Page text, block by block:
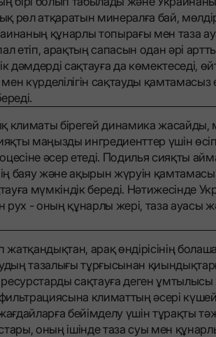
рөл атқаратын минералға бай,
құнарлы топырағы мен таза
етіп, арақтың сапасын одан әрі
дәмдерді сақтауға да көмектеседі,
күрделілігін сақтауды
климаты бірегей динамика
маңызды ингредиенттер үшін
әсер етеді. Подилья сияқты
баяу және ақырын жүруін
мүмкіндік береді. Нәтижесінде
рух - оның құнарлы жері, таза ауасы
арақ өндірісінің
тазалығы тұрғысынан
сақтауға деген
климаттың әсері
бейімделу үшін тұрақты
оның ішінде таза суы мен